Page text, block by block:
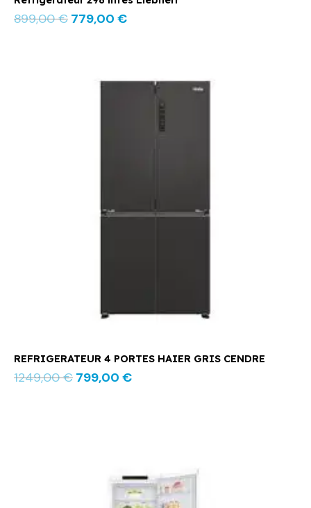
899,00€ 779,00 €
REFRIGERATEUR 4 PORTES HAIER GRIS CENDRE
1249,00€ 799,00 €
prix
actuel
799,00 €.
799,00 €.
est :
659,00 €.